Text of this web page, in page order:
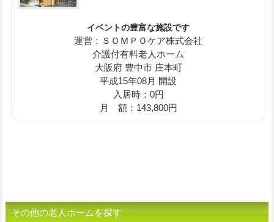
イベントの豊富な施設です
運営：ＳＯＭＰＯケア株式会社
介護付有料老人ホーム
大阪府 豊中市 庄本町
平成15年08月 開設
入居時：0円
月 額：143,800円
その他の老人ホームを探す